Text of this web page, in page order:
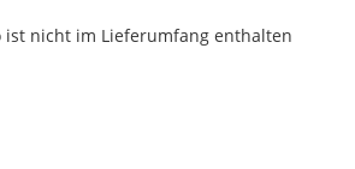
ist nicht im Lieferumfang enthalten